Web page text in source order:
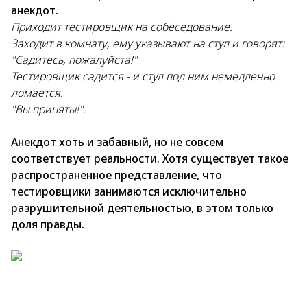
анекдот.
Приходит тестировщик на собеседование.
Заходит в комнату, ему указывают на стул и говорят:
"Садитесь, пожалуйста!"
Тестировщик садится - и стул под ним немедленно
ломается.
"Вы приняты!".
Анекдот хоть и забавный, но не совсем
соответствует реальности. Хотя существует такое
распространенное представление, что
тестировщики занимаются исключительно
разрушительной деятельностью, в этом только
доля правды.